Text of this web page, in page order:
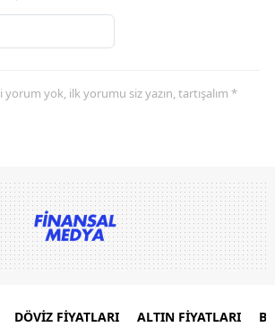
yok, ilk yorumu siz yazın, tartışalım *
DÖVİZ FİYATLARI ALTIN FİYATLARI